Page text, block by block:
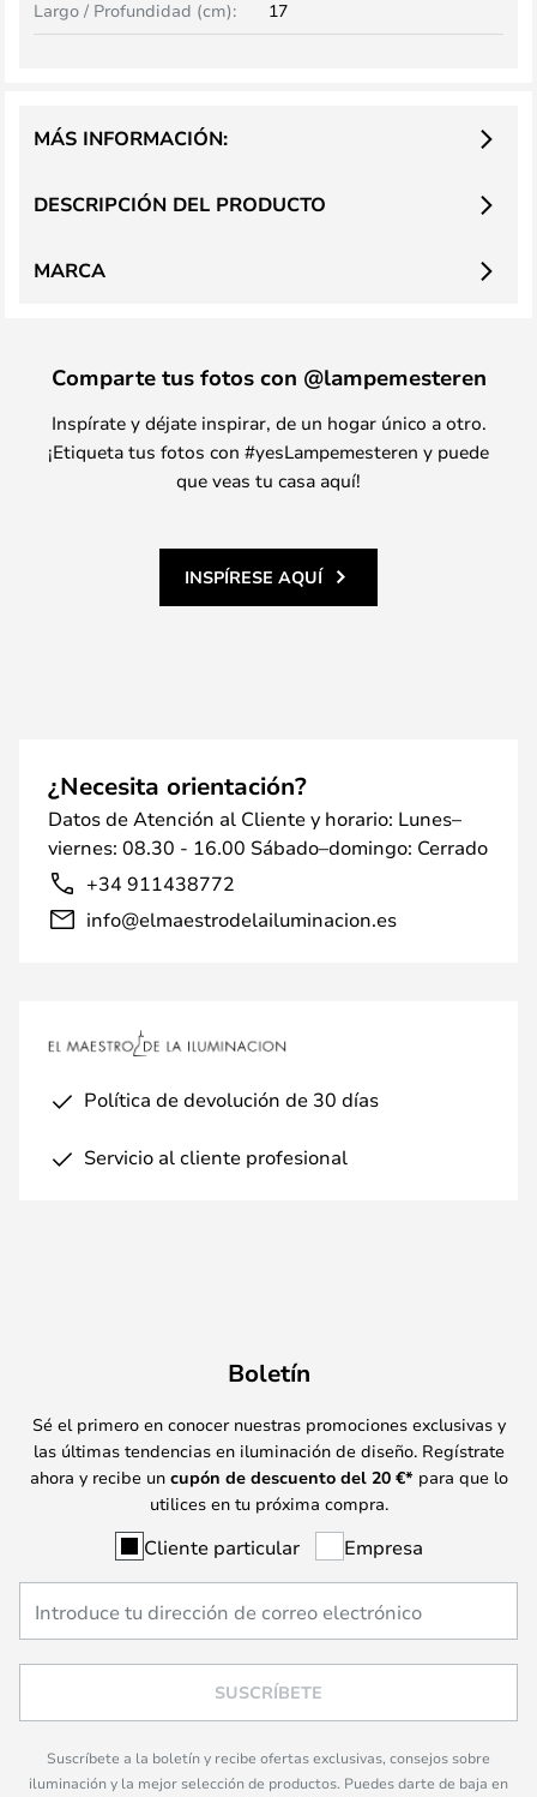
Largo / Profundidad (cm): 17
DESCRIPCIÓN DEL PRODUCTO
MÁS INFORMACIÓN:
MARCA
Comparte tus fotos con @lampemesteren
Inspírate y déjate inspirar, de un hogar único a otro.
¡Etiqueta tus fotos con #yesLampemesteren y puede
que veas tu casa aquí!
INSPÍRESE AQUÍ
¿Necesita orientación?
Datos de Atención al Cliente y horario: Lunes–
viernes: 08.30 - 16.00 Sábado–domingo: Cerrado
+34 911438772
info@elmaestrodelailuminacion.es
Política de devolución de 30 días
Servicio al cliente profesional
Boletín
Sé el primero en conocer nuestras promociones exclusivas y
las últimas tendencias en iluminación de diseño. Regístrate
ahora y recibe un cupón de descuento del 20 €* para que lo
utilices en tu próxima compra.
Cliente particular Empresa
SUSCRÍBETE
Suscríbete a la boletín y recibe ofertas exclusivas, consejos sobre
iluminación y la mejor selección de productos. Puedes darte de baja en